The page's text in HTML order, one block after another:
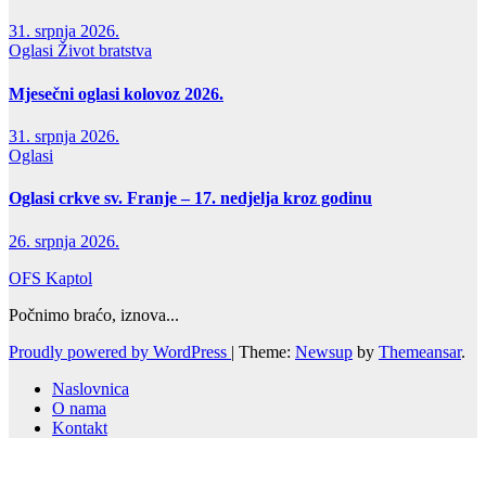
31. srpnja 2026.
Oglasi Život bratstva
Mjesečni oglasi kolovoz 2026.
31. srpnja 2026.
Oglasi
Oglasi crkve sv. Franje – 17. nedjelja kroz godinu
26. srpnja 2026.
OFS Kaptol
Počnimo braćo, iznova...
Proudly powered by WordPress | Theme: Newsup by Themeansar.
Naslovnica
O nama
Kontakt